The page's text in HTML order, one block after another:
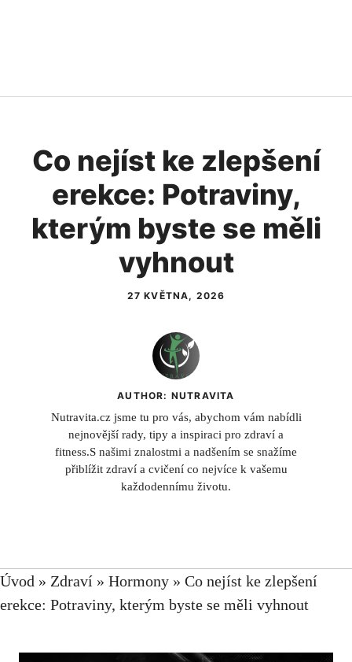
Co nejíst ke zlepšení
erekce: Potraviny,
kterým byste se měli
vyhnout
27 KVĚTNA, 2026
AUTHOR: NUTRAVITA
Nutravita.cz jsme tu pro vás, abychom vám nabídli
nejnovější rady, tipy a inspiraci pro zdraví a
fitness.S našimi znalostmi a nadšením se snažíme
přiblížit zdraví a cvičení co nejvíce k vašemu
každodennímu životu.
Úvod » Zdraví » Hormony » Co nejíst ke zlepšení
erekce: Potraviny, kterým byste se měli vyhnout